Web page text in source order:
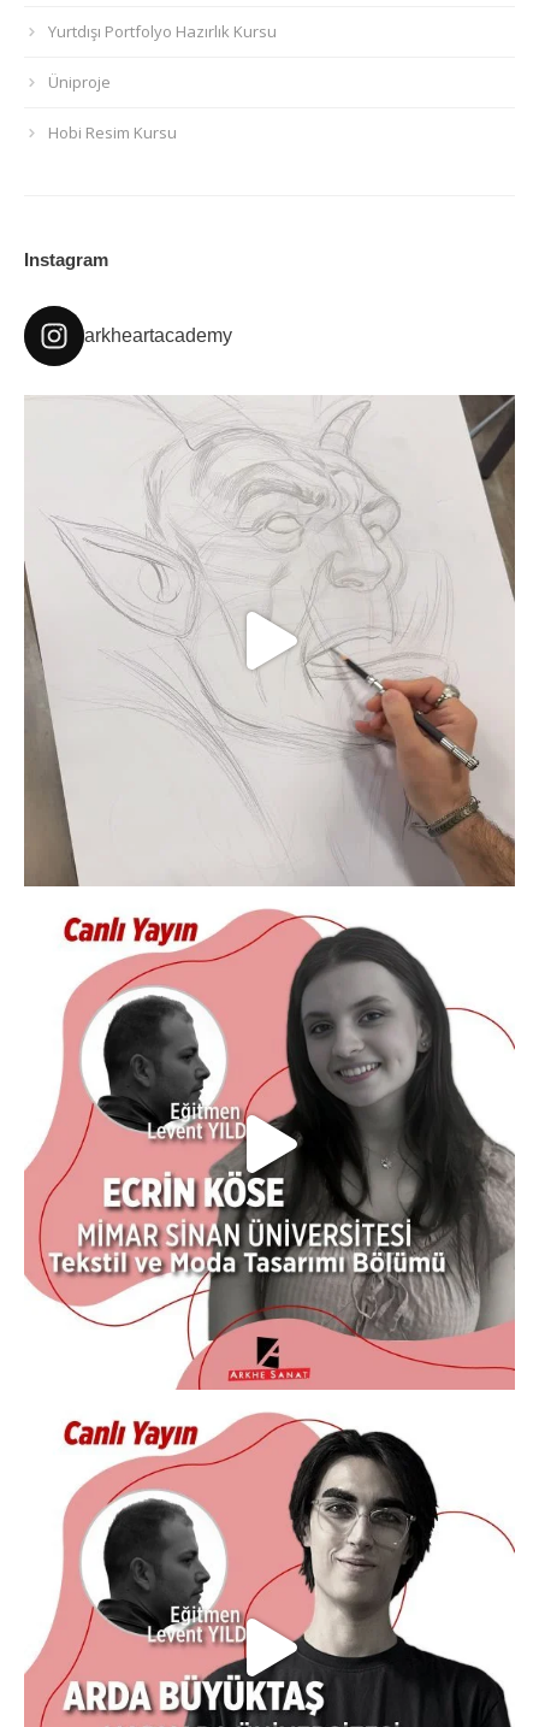
Yurtdışı Portfolyo Hazırlık Kursu
Üniproje
Hobi Resim Kursu
Instagram
arkheartacademy